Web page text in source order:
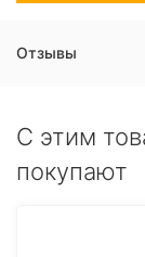
Отзывы
C этим
покупают